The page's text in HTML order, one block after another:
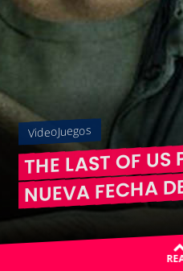
VideoJuegos
THE LAST OF US
NUEVA FECHA